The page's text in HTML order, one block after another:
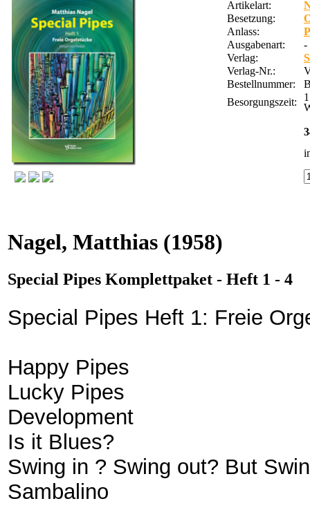
Artikelart:
Besetzung:
Anlass:
Ausgabenart:
-
Verlag:
Verlag-Nr.:
Bestellnummer:
Besorgungszeit:
Nagel, Matthias (1958)
Special Pipes Komplettpaket - Heft 1 - 4
Special Pipes Heft 1: Freie
Happy Pipes
Lucky Pipes
Development
Is it Blues?
Swing in ? Swing out? But
Sambalino